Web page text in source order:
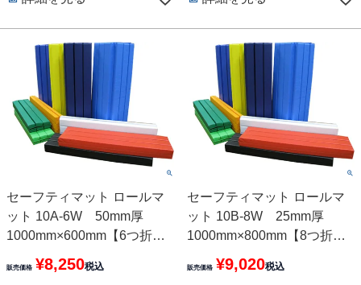
セーフティマット ロールマ
ット 10A-6W 50mm厚
1000mm×600mm【6つ折
販売価格 ¥8,250税込
セーフティマット ロールマ
ット 10B-8W 25mm厚
1000mm×800mm【8つ折
販売価格 ¥9,020税込